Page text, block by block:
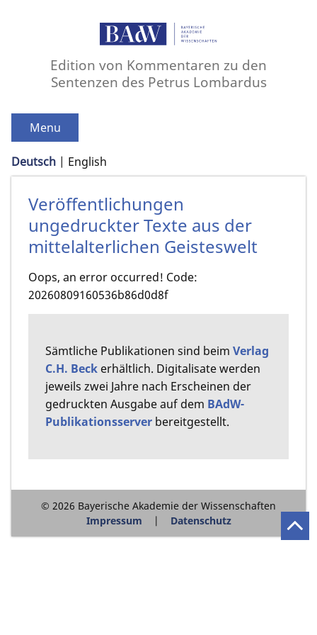
Edition von Kommentaren zu den
Sentenzen des Petrus Lombardus
Menu
Deutsch English
Veröffentlichungen
ungedruckter Texte aus der
mittelalterlichen Geisteswelt
Oops, an error occurred! Code:
20260809160536b86d0d8f
Sämtliche Publikationen sind beim Verlag
C.H. Beck erhältlich. Digitalisate werden
jeweils zwei Jahre nach Erscheinen der
gedruckten Ausgabe auf dem BAdW-
Publikationsserver bereitgestellt.
© 2026 Bayerische Akademie der Wissenschaften
Impressum
Datenschutz